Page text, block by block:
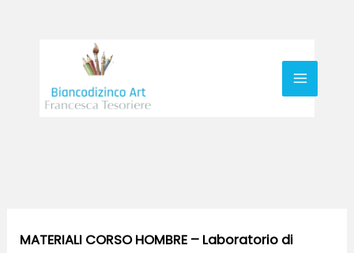
contenuto
MATERIALI CORSO HOMBRE – Laboratorio di